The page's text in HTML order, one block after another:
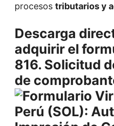
procesos tributarios y
Descarga
adquirir el
816. Solicitud
de